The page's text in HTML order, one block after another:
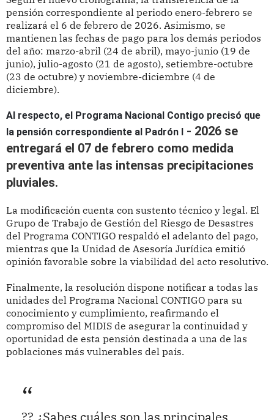
pensión correspondiente al periodo enero-febrero se
realizará el 6 de febrero de 2026. Asimismo, se
mantienen las fechas de pago para los demás periodos
del año: marzo-abril (24 de abril), mayo-junio (19 de
junio), julio-agosto (21 de agosto), setiembre-octubre
(23 de octubre) y noviembre-diciembre (4 de
diciembre).
Al respecto, el Programa Nacional Contigo precisó que
la pensión correspondiente al Padrón I - 2026 se
entregará el 07 de febrero como medida
preventiva ante las intensas precipitaciones
pluviales.
La modificación cuenta con sustento técnico y legal. El
Grupo de Trabajo de Gestión del Riesgo de Desastres
del Programa CONTIGO respaldó el adelanto del pago,
mientras que la Unidad de Asesoría Jurídica emitió
opinión favorable sobre la viabilidad del acto resolutivo.
Finalmente, la resolución dispone notificar a todas las
unidades del Programa Nacional CONTIGO para su
conocimiento y cumplimiento, reafirmando el
compromiso del MIDIS de asegurar la continuidad y
oportunidad de esta pensión destinada a una de las
poblaciones más vulnerables del país.
?? ¿Sabes cuáles son las principales